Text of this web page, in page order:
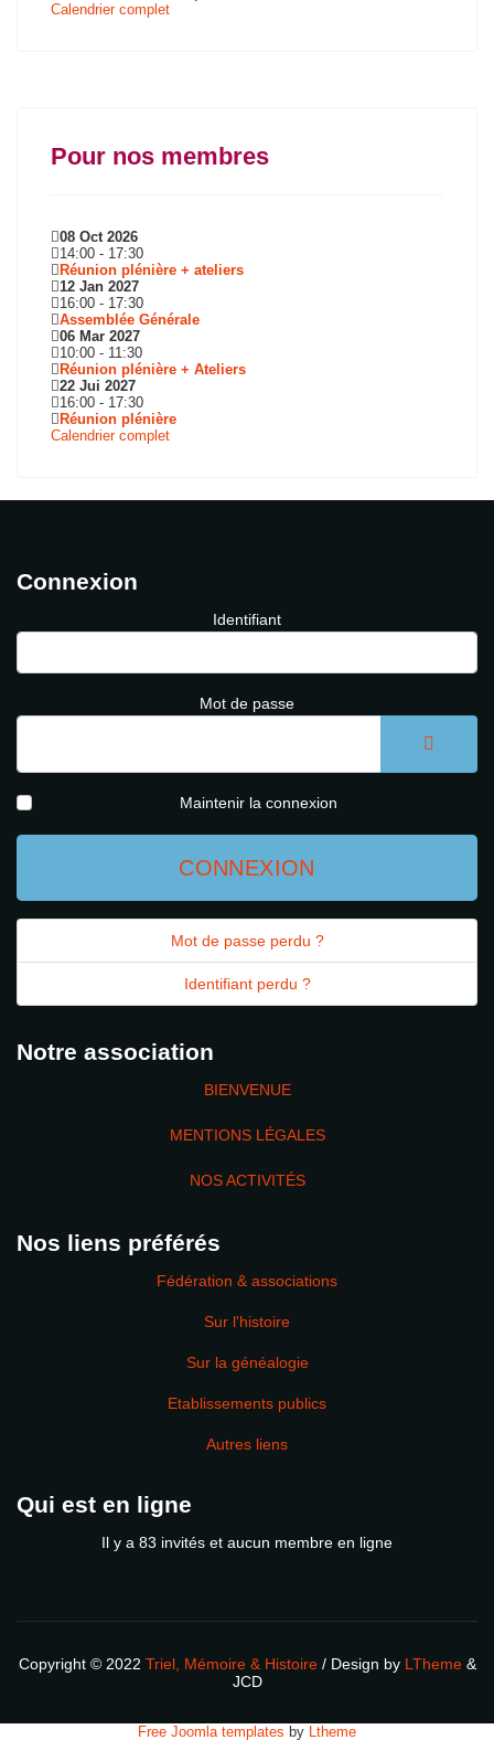
Calendrier complet
Pour nos membres
08 Oct 2026
14:00 - 17:30
Réunion plénière + ateliers
12 Jan 2027
16:00 - 17:30
Assemblée Générale
06 Mar 2027
10:00 - 11:30
Réunion plénière + Ateliers
22 Jui 2027
16:00 - 17:30
Réunion plénière
Calendrier complet
Connexion
Identifiant
Mot de passe
Maintenir la connexion
CONNEXION
Mot de passe perdu ?
Identifiant perdu ?
Notre association
BIENVENUE
MENTIONS LÉGALES
NOS ACTIVITÉS
Nos liens préférés
Fédération & associations
Sur l'histoire
Sur la généalogie
Etablissements publics
Autres liens
Qui est en ligne
Il y a 83 invités et aucun membre en ligne
Copyright © 2022 Triel, Mémoire & Histoire/ Design by LTheme&
JCD
Free Joomla templates by Ltheme